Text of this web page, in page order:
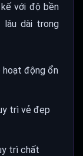
với độ bền
dài trong
hoạt động ổn
trì vẻ đẹp
trì chất